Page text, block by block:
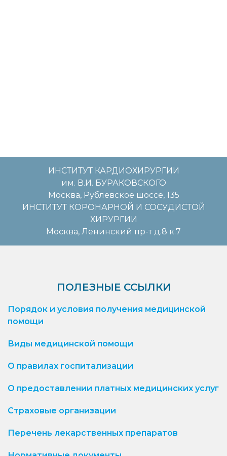
ИНСТИТУТ КАРДИОХИРУРГИИ
им. В.И. БУРАКОВСКОГО
Москва, Рублевское шоссе, 135
ИНСТИТУТ КОРОНАРНОЙ И СОСУДИСТОЙ
ХИРУРГИИ
Москва, Ленинский пр-т д.8 к.7
ПОЛЕЗНЫЕ ССЫЛКИ
Порядок и условия получения медицинской
помощи
Виды медицинской помощи
О правилах госпитализации
О предоставлении платных медицинских услуг
Страховые организации
Перечень лекарственных препаратов